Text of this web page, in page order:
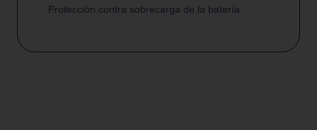
Protección contra sobrecarga de la batería